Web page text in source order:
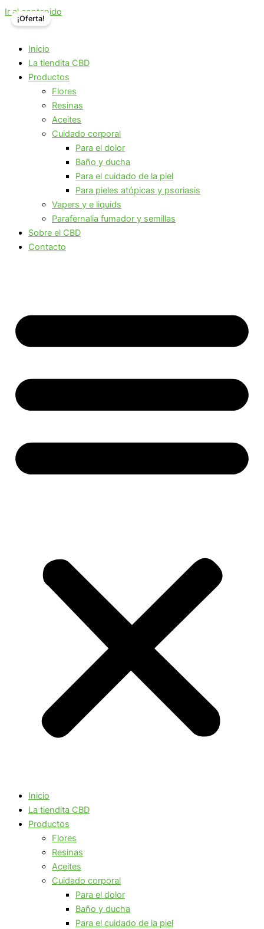
Ir al contenido
Inicio
La tiendita CBD
Productos
Flores
Resinas
Aceites
Cuidado corporal
Para el dolor
Baño y ducha
Para el cuidado de la piel
Para pieles atópicas y psoriasis
Vapers y e liquids
Parafernalia fumador y semillas
Sobre el CBD
Contacto
Inicio
La tiendita CBD
Productos
Flores
Resinas
Aceites
Cuidado corporal
Para el dolor
Baño y ducha
Para el cuidado de la piel
¡Oferta!